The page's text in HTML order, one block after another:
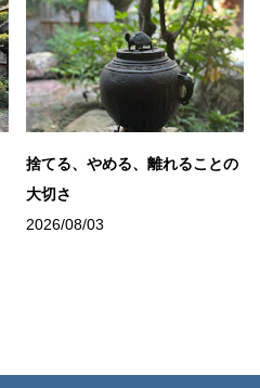
捨てる、やめる、離れることの
大切さ
2026/08/03